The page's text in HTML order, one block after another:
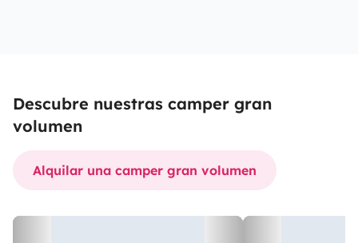
Descubre nuestras camper gran
volumen
Alquilar una camper gran volumen